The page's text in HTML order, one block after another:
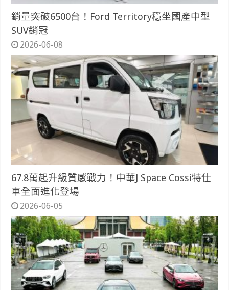
銷量突破6500台！Ford Territory穩坐國產中型
SUV銷冠
2026-06-08
67.8萬起升級質感戰力！中華J Space Cossi特仕
車全面進化登場
2026-06-05